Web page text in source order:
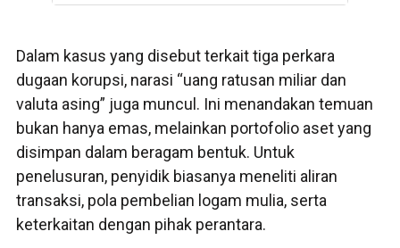
Dalam kasus yang disebut terkait tiga perkara
dugaan korupsi, narasi “uang ratusan miliar dan
valuta asing” juga muncul. Ini menandakan temuan
bukan hanya emas, melainkan portofolio aset yang
disimpan dalam beragam bentuk. Untuk
penelusuran, penyidik biasanya meneliti aliran
transaksi, pola pembelian logam mulia, serta
keterkaitan dengan pihak perantara.